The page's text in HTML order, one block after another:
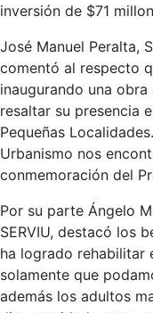
inversión de $71
José Manuel Peralta,
comentó al respecto
inaugurando una
resaltar su presencia
Pequeñas
Urbanismo nos
conmemoración del
Por su parte Ángelo
SERVIU, destacó los
ha logrado rehabilitar
solamente que
además los adultos